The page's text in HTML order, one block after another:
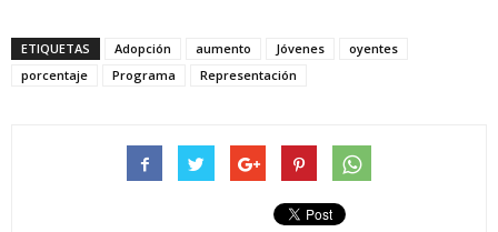
ETIQUETAS Adopción aumento Jóvenes
oyentes
porcentaje
Programa Representación